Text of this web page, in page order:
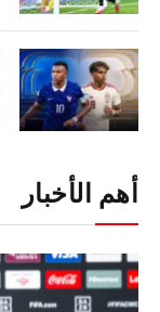
أهم الأخبار